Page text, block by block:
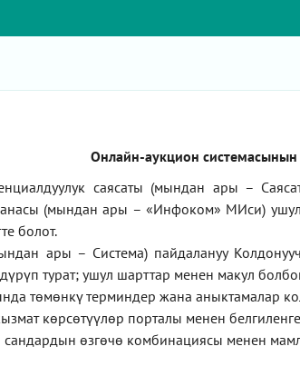
Онлайн-аукцион
саясаты (мындан ары –
(мындан ары – «Инфоком» МИси)
болот.
ары – Система) пайдалануу
турат; ушул шарттар менен макул
төмөнкү терминдер жана аныктамалар
көрсөтүүлөр порталы менен
өзгөчө комбинациясы менен